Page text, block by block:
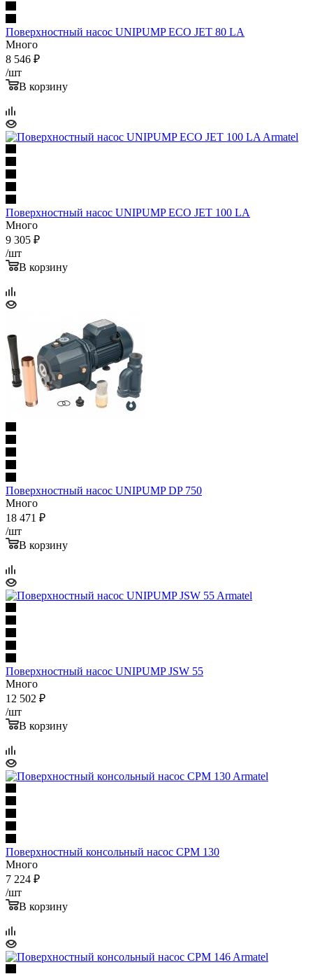
Поверхностный насос UNIPUMP ECO JET 80 LA
Много
8 546 ₽
/шт
В корзину
Поверхностный насос UNIPUMP ECO JET 100 LA
Много
9 305 ₽
/шт
В корзину
Поверхностный насос UNIPUMP DP 750
Много
18 471 ₽
/шт
В корзину
Поверхностный насос UNIPUMP JSW 55
Много
12 502 ₽
/шт
В корзину
Поверхностный консольный насос CPM 130
Много
7 224 ₽
/шт
В корзину